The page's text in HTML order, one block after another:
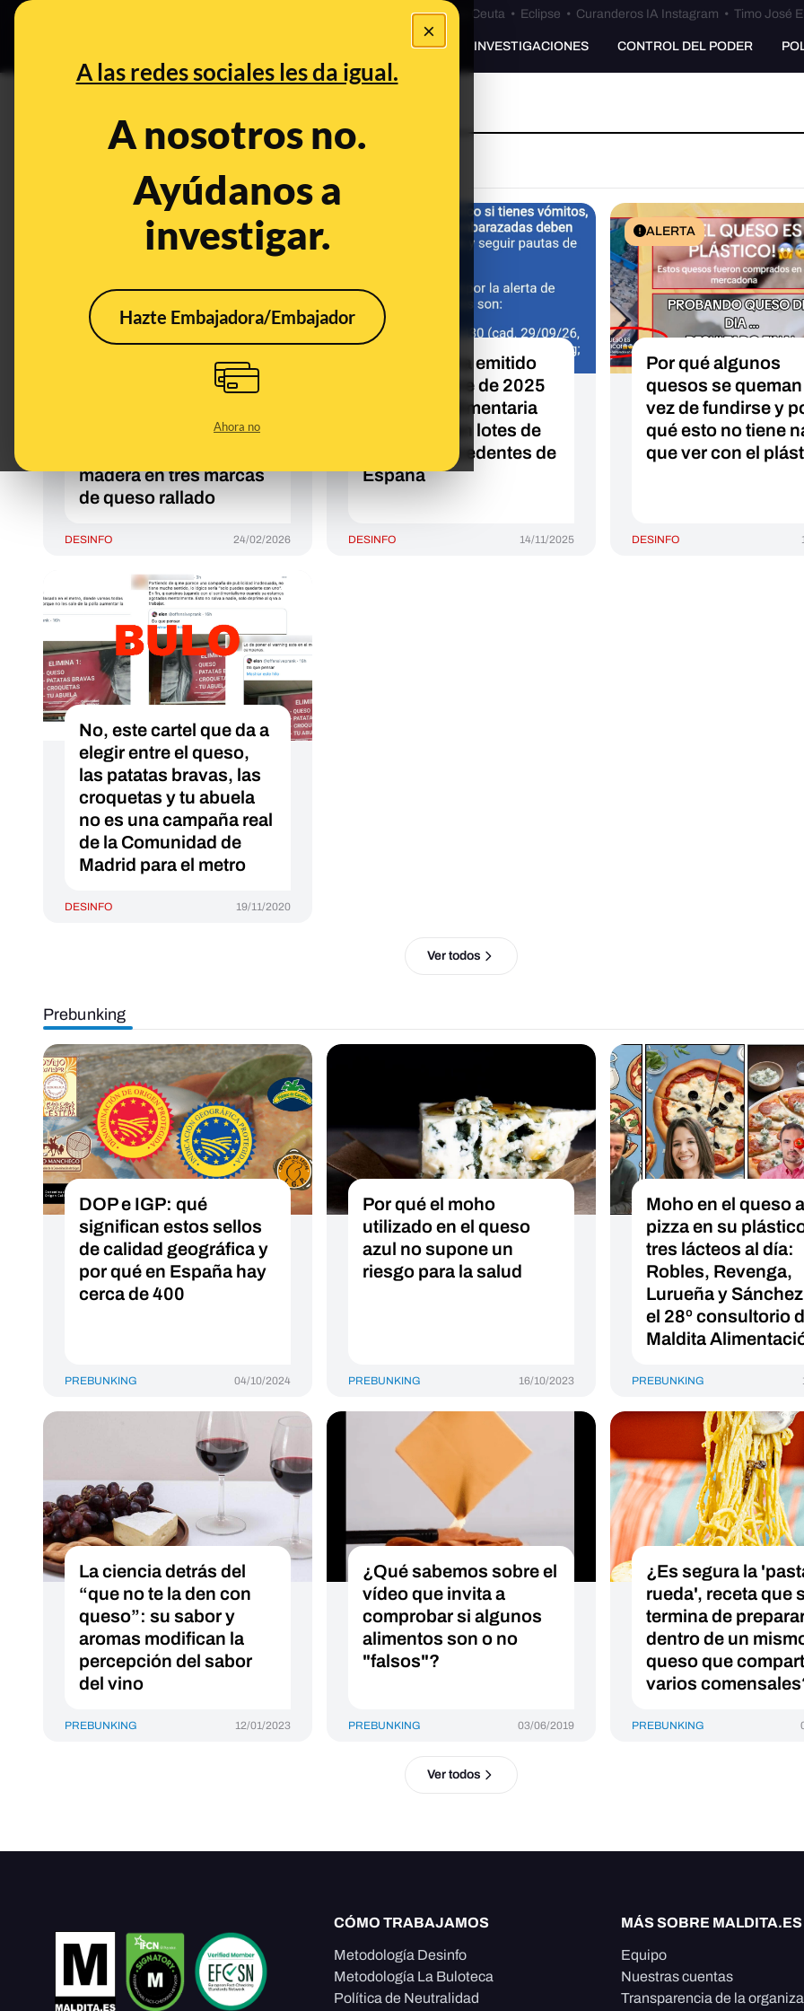
×
A las redes sociales les da igual.
A nosotros no.
Ayúdanos a
investigar.
Hazte Embajadora/Embajador
Ahora no
Especial Ceuta•Bulos Ceuta • Eclipse • Curanderos IA Instagram • Timo José
PREBUNKING INVESTIGACIONES CONTROL DEL PODER
VERDADERO
Sí, en febrero de 2026 la
AESAN ha emitido una
España por posible
madera en tres marcas
de queso rallado
DESINFO 24/02/2026
La AESAN ha emitido
en noviembre de 2025
una alerta alimentaria
por listeria en lotes de
quesos procedentes de
España
DESINFO 14/11/2025
ALERTA
Por qué algunos
quesos se
vez de fundirse y
qué esto no tiene
que ver con el
DESINFO
No, este cartel que da a
elegir entre el queso,
las patatas bravas, las
croquetas y tu abuela
no es una campaña real
de la Comunidad de
Madrid para el metro
DESINFO 19/11/2020
Ver todos
Prebunking
DOP e IGP: qué
significan estos sellos
de calidad geográfica y
por qué en España hay
cerca de 400
PREBUNKING 04/10/2024
Por qué el moho
utilizado en el queso
azul no supone un
riesgo para la salud
PREBUNKING 16/10/2023
Moho en el queso
pizza en su
tres lácteos al día:
Robles, Revenga,
Lurueña y
el 28º consultorio
Maldita
PREBUNKING
La ciencia detrás del
“que no te la den con
queso”: su sabor y
aromas modifican la
percepción del sabor
del vino
PREBUNKING 12/01/2023
¿Qué sabemos sobre el
vídeo que invita a
comprobar si algunos
alimentos son o no
"falsos"?
PREBUNKING 03/06/2019
¿Es segura la
rueda', receta que
termina de
dentro de un
queso que
varios
PREBUNKING
Ver todos
CÓMO TRABAJAMOS
Metodología Desinfo
Metodología La Buloteca
Política de Neutralidad
MÁS SOBRE MALDITA.ES
Equipo
Nuestras cuentas
Transparencia de la